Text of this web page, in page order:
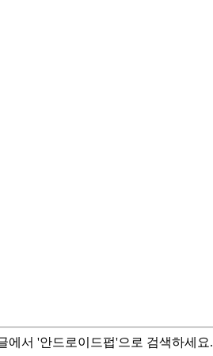
에서 '안드로이드펍'으로 검색하세요.